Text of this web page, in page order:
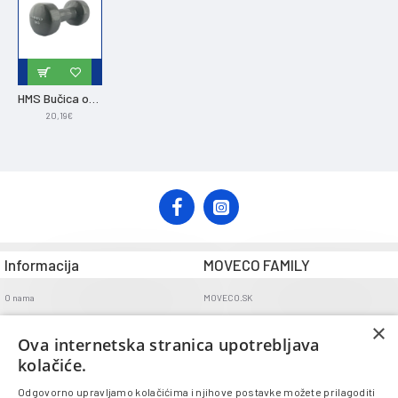
20,19€
Informacija
O nama
Uvjeti dostave
Politika povrata
GDPR
MOVECO FAMILY
MOVECO.SK
×
Ova internetska stranica upotrebljava
kolačiće.
Odgovorno upravljamo kolačićima i njihove postavke možete prilagoditi